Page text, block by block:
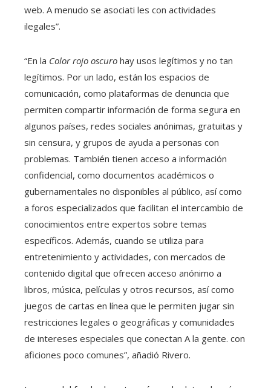
web. A menudo se asociati les con actividades
ilegales”.
“En la Color rojo oscuro hay usos legítimos y no tan
legítimos. Por un lado, están los espacios de
comunicación, como plataformas de denuncia que
permiten compartir información de forma segura en
algunos países, redes sociales anónimas, gratuitas y
sin censura, y grupos de ayuda a personas con
problemas. También tienen acceso a información
confidencial, como documentos académicos o
gubernamentales no disponibles al público, así como
a foros especializados que facilitan el intercambio de
conocimientos entre expertos sobre temas
específicos. Además, cuando se utiliza para
entretenimiento y actividades, con mercados de
contenido digital que ofrecen acceso anónimo a
libros, música, películas y otros recursos, así como
juegos de cartas en línea que le permiten jugar sin
restricciones legales o geográficas y comunidades
de intereses especiales que conectan A la gente. con
aficiones poco comunes”, añadió Rivero.